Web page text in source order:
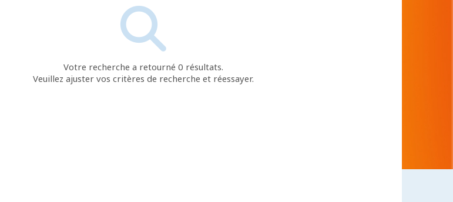
Votre recherche a retourné 0 résultats.
Veuillez ajuster vos critères de recherche et réessayer.